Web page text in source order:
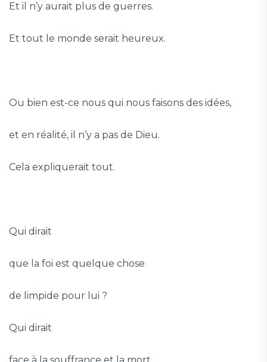
Et il n’y aurait plus de guerres.
Et tout le monde serait heureux.
Ou bien est-ce nous qui nous faisons des idées,
et en réalité, il n’y a pas de Dieu.
Cela expliquerait tout.
Qui dirait
que la foi est quelque chose
de limpide pour lui ?
Qui dirait